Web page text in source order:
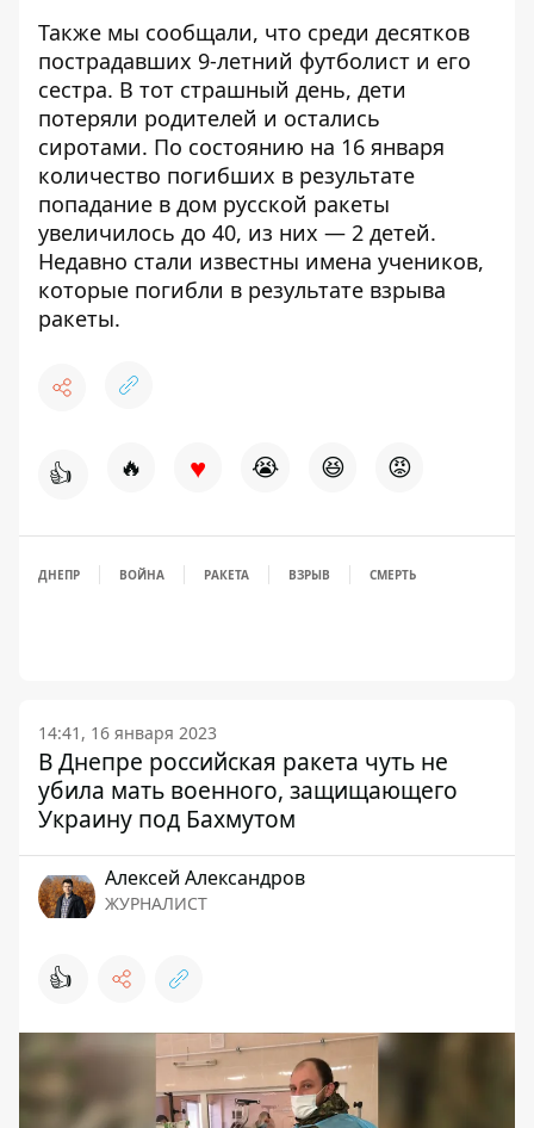
Также мы сообщали, что среди десятков
пострадавших 9-летний футболист и его
сестра. В тот страшный день, дети
потеряли родителей и остались
сиротами. По состоянию на 16 января
количество погибших в результате
попадание в дом русской ракеты
увеличилось до 40, из них — 2 детей.
Недавно стали известны имена учеников,
которые погибли в результате взрыва
ракеты.
👍 🔥 ♥ 😭 😆 😡
ДНЕПР ВОЙНА РАКЕТА ВЗРЫВ СМЕРТЬ
14:41, 16 января 2023
В Днепре российская ракета чуть не
убила мать военного, защищающего
Украину под Бахмутом
Алексей Александров
ЖУРНАЛИСТ
👍